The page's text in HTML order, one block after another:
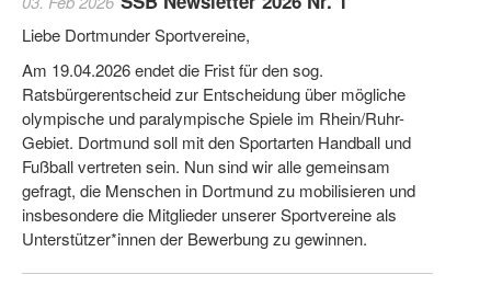
Liebe Dortmunder Sportvereine,
Am 19.04.2026 endet die Frist für den sog.
Ratsbürgerentscheid zur Entscheidung über mögliche
olympische und paralympische Spiele im Rhein/Ruhr-
Gebiet. Dortmund soll mit den Sportarten Handball und
Fußball vertreten sein. Nun sind wir alle gemeinsam
gefragt, die Menschen in Dortmund zu mobilisieren und
insbesondere die Mitglieder unserer Sportvereine als
Unterstützer*innen der Bewerbung zu gewinnen.